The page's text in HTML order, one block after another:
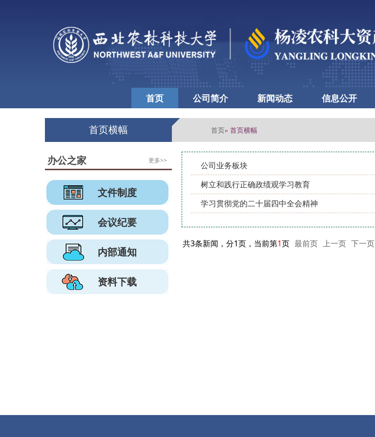
首页 公司简介 新闻动态 信息公开
首页横幅 首页» 首页横幅
更多>>
办公之家
文件制度
会议纪要
内部通知
资料下载
公司业务板块
树立和践行正确政绩观学习教育
学习贯彻党的二十届四中全会精神
共3条新闻，分1页，当前第1页 最前页 上一页 下一页